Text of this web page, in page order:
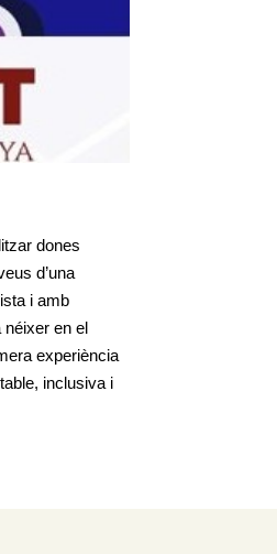
dones
d’una
i amb
néixer en el
experiència
inclusiva i